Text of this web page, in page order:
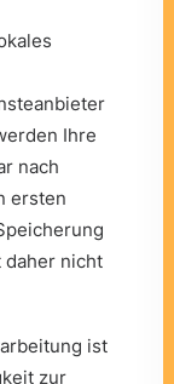
Ihre
nach
ersten
daher nicht
ist
zur